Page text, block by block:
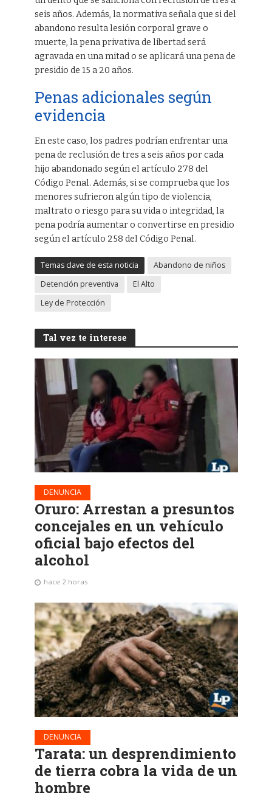
seis años. Además, la normativa señala que si del
abandono resulta lesión corporal grave o
muerte, la pena privativa de libertad será
agravada en una mitad o se aplicará una pena de
presidio de 15 a 20 años.
Penas adicionales según
evidencia
En este caso, los padres podrían enfrentar una
pena de reclusión de tres a seis años por cada
hijo abandonado según el artículo 278 del
Código Penal. Además, si se comprueba que los
menores sufrieron algún tipo de violencia,
maltrato o riesgo para su vida o integridad, la
pena podría aumentar o convertirse en presidio
según el artículo 258 del Código Penal.
Temas clave de esta noticia
Abandono de niños
Detención preventiva
El Alto
Ley de Protección
Tal vez te interese
DENUNCIA
Oruro: Arrestan a presuntos
concejales en un vehículo
oficial bajo efectos del
alcohol
hace 2 horas
DENUNCIA
Tarata: un desprendimiento
de tierra cobra la vida de un
hombre